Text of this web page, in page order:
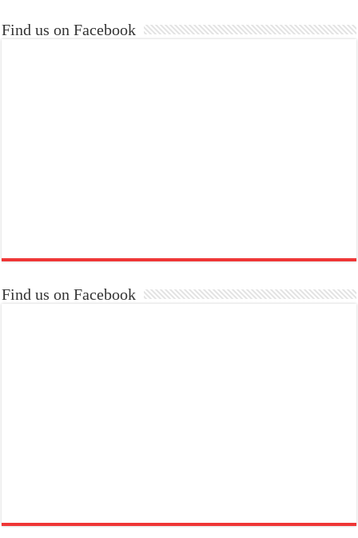
Find us on Facebook
Find us on Facebook